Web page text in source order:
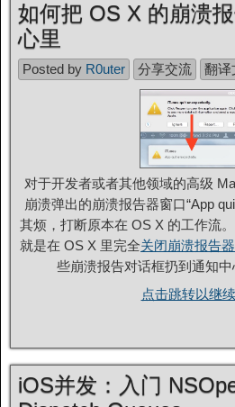
如何把 OS X 的崩溃
心里
Posted by R0uter 分享交流 翻译
对于开发者或者其他领域的高级
崩溃弹出的崩溃报告器窗口“App
其烦，打断原本在 OS X 的工作流
就是在 OS X 里完全关闭崩溃报告
些崩溃报告对话框扔到通知
点击跳转以继
iOS并发：入门